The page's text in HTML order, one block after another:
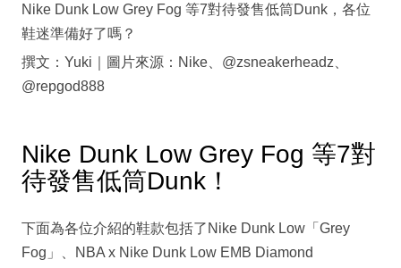
Nike Dunk Low Grey Fog 等7對待發售低筒Dunk，各位
鞋迷準備好了嗎？
撰文：Yuki｜圖片來源：Nike、@zsneakerheadz、
@repgod888
Nike Dunk Low Grey Fog 等7對
待發售低筒Dunk！
下面為各位介紹的鞋款包括了Nike Dunk Low「Grey
Fog」、NBA x Nike Dunk Low EMB Diamond